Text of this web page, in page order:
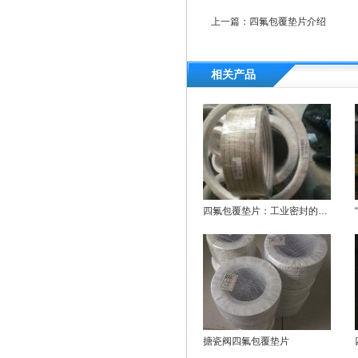
上一篇： 四氟包覆垫片介绍
相关产品
四氟包覆垫片：工业密封的极致性能典范
搪瓷阀四氟包覆垫片